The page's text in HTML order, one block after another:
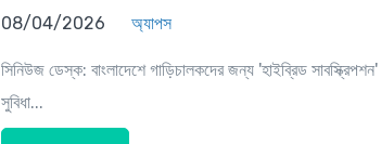
08/04/2026 অ্যাপস
সিনিউজ ডেস্ক: বাংলাদেশে গাড়িচালকদের জন্য 'হাইব্রিড সাবস্ক্রিপশন'
সুবিধা...